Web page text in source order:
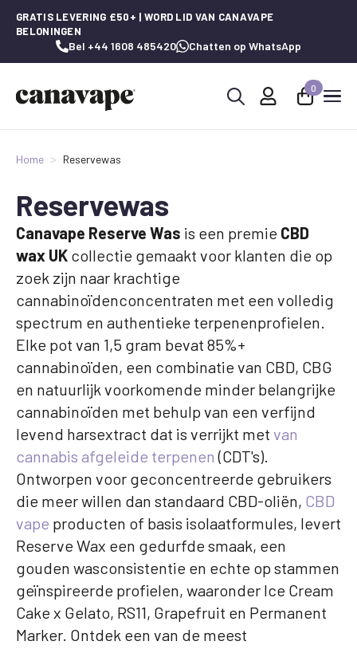
GRATIS LEVERING £50+ | WORD LID VAN CANAVAPE
BELONINGEN
Bel +44 1608 485420 Chatten op WhatsApp
0
Home Reservewas
Reservewas
Canavape Reserve Was is een premie CBD
wax UK collectie gemaakt voor klanten die op
zoek zijn naar krachtige
cannabinoïdenconcentraten met een volledig
spectrum en authentieke terpenenprofielen.
Elke pot van 1,5 gram bevat 85%+
cannabinoïden, een combinatie van CBD, CBG
en natuurlijk voorkomende minder belangrijke
cannabinoïden met behulp van een verfijnd
levend harsextract dat is verrijkt met van
cannabis afgeleide terpenen (CDT's).
Ontworpen voor geconcentreerde gebruikers
die meer willen dan standaard CBD-oliën, CBD
vape producten of basis isolaatformules, levert
Reserve Wax een gedurfde smaak, een
gouden wasconsistentie en echte op stammen
geïnspireerde profielen, waaronder Ice Cream
Cake x Gelato, RS11, Grapefruit en Permanent
Marker. Ontdek een van de meest